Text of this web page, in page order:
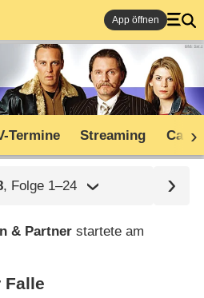
App öffnen
Termine Streaming Cast
, Folge 1⁠–⁠24
& Partner startete am
Falle